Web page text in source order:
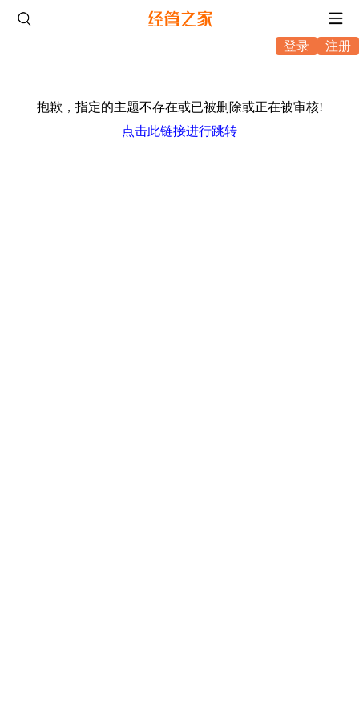
登录 注册
抱歉，指定的主题不存在或已被删除或正在被审核!
点击此链接进行跳转